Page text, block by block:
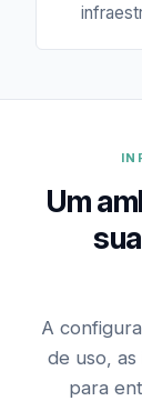
Um
A
de uso,
para